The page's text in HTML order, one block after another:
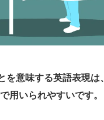
を意味する英語表現は、
用いられやすいです。